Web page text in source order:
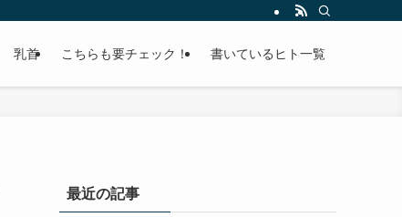
乳首 こちらも要チェック！ 書いているヒト一覧
最近の記事